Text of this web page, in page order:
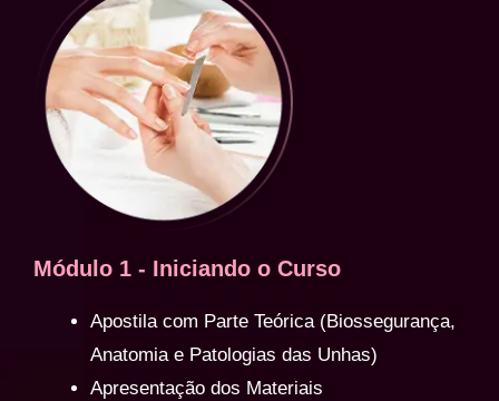
Módulo 1 - Iniciando o Curso
Apostila com Parte Teórica (Biossegurança,
Anatomia e Patologias das Unhas)
Apresentação dos Materiais